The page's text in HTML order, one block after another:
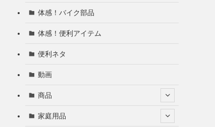
体感！バイク部品
体感！便利アイテム
便利ネタ
動画
商品
家庭用品